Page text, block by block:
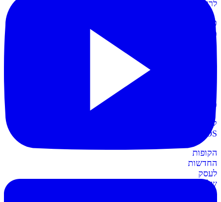
לרווחית
כרטיסי
מועדון
תשלום
קל
עם
כרטיסי
מועדון
קופות
POS
הקופות
החדשות
לעסק
שלכם